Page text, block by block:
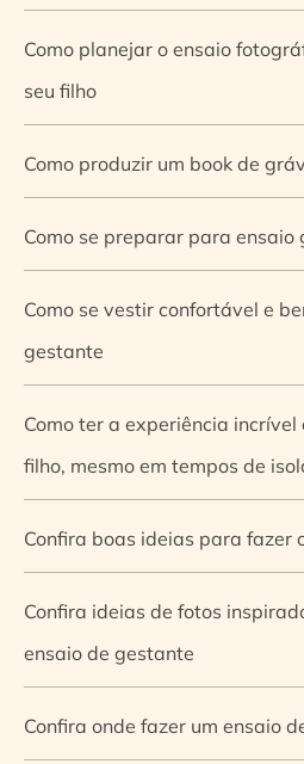
Como planejar o ensaio
seu filho
Como produzir um book de
Como se preparar para ensaio
Como se vestir confortável e
gestante
Como ter a experiência
filho, mesmo em tempos de
Confira boas ideias para fazer
Confira ideias de fotos
ensaio de gestante
Confira onde fazer um ensaio